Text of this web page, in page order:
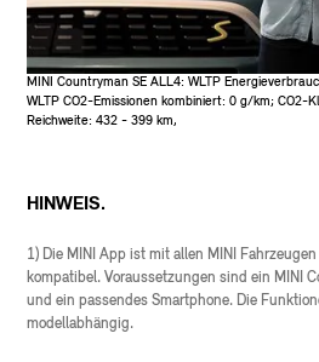
MINI Countryman SE ALL4: WLTP
WLTP CO2-Emissionen kombiniert: 0 g/km; CO2-
Reichweite: 432 - 399 km,
HINWEIS.
1) Die MINI App ist mit allen MINI
kompatibel. Voraussetzungen sind ein MINI
und ein passendes Smartphone. Die
modellabhängig.